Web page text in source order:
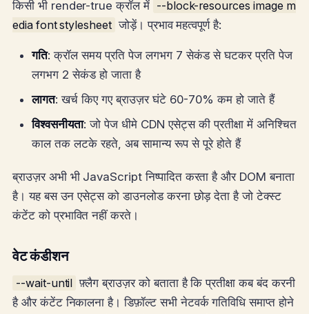
किसी भी render-true क्रॉल में --block-resources image m
edia font stylesheet जोड़ें। प्रभाव महत्वपूर्ण है:
गति: क्रॉल समय प्रति पेज लगभग 7 सेकंड से घटकर प्रति पेज
लगभग 2 सेकंड हो जाता है
लागत: खर्च किए गए ब्राउज़र घंटे 60-70% कम हो जाते हैं
विश्वसनीयता: जो पेज धीमे CDN एसेट्स की प्रतीक्षा में अनिश्चित
काल तक लटके रहते, अब सामान्य रूप से पूरे होते हैं
ब्राउज़र अभी भी JavaScript निष्पादित करता है और DOM बनाता
है। यह बस उन एसेट्स को डाउनलोड करना छोड़ देता है जो टेक्स्ट
कंटेंट को प्रभावित नहीं करते।
वेट कंडीशन
--wait-until फ़्लैग ब्राउज़र को बताता है कि प्रतीक्षा कब बंद करनी
है और कंटेंट निकालना है। डिफ़ॉल्ट सभी नेटवर्क गतिविधि समाप्त होने